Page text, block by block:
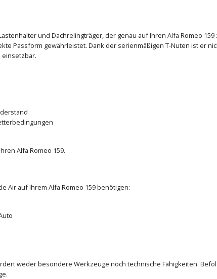
und Dachrelingträger, der genau auf Ihren Alfa Romeo
Passform gewährleistet. Dank der serienmäßigen T-Nuten ist er
einsetzbar.
Alfa Romeo 159.
Air auf Ihrem Alfa Romeo 159 benötigen:
weder besondere Werkzeuge noch technische Fähigkeiten.